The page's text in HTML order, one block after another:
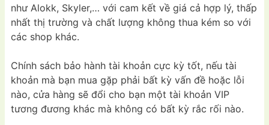
như Alokk, Skyler,… với cam kết về giá cả hợp lý, thấp
nhất thị trường và chất lượng không thua kém so với
các shop khác.
Chính sách bảo hành tài khoản cực kỳ tốt, nếu tài
khoản mà bạn mua gặp phải bất kỳ vấn đề hoặc lỗi
nào, cửa hàng sẽ đổi cho bạn một tài khoản VIP
tương đương khác mà không có bất kỳ rắc rối nào.